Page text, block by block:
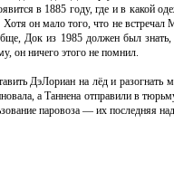
в 1885 году, где и в какой
он мало того, что не встречал
Док из 1985 должен был
он ничего этого не помнил.
ДэЛориан на лёд и
а Таннена отправили в
паровоза — их последняя